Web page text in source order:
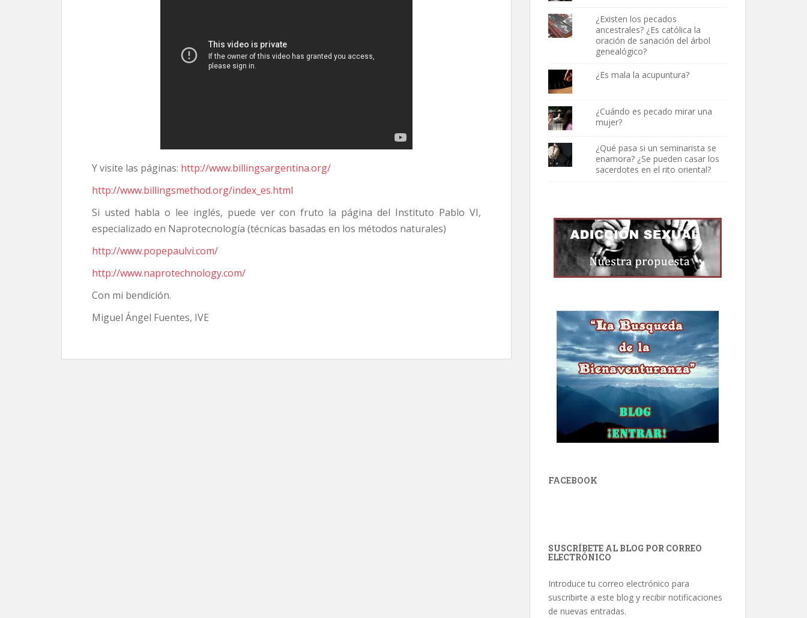
Y visite las páginas: http://www.billingsargentina.org/
http://www.billingsmethod.org/index_es.html
Si usted habla o lee inglés, puede ver con fruto la página del Instituto Pablo VI,
especializado en Naprotecnología (técnicas basadas en los métodos naturales)
http://www.popepaulvi.com/
http://www.naprotechnology.com/
Con mi bendición.
Miguel Ángel Fuentes, IVE
¿Existen los pecados
ancestrales? ¿Es católica la
oración de sanación del árbol
genealógico?
¿Es mala la acupuntura?
¿Cuándo es pecado mirar una
mujer?
¿Qué pasa si un seminarista se
enamora? ¿Se pueden casar los
sacerdotes en el rito oriental?
FACEBOOK
SUSCRÍBETE AL BLOG POR CORREO
ELECTRÓNICO
Introduce tu correo electrónico para
suscribirte a este blog y recibir notificaciones
de nuevas entradas.